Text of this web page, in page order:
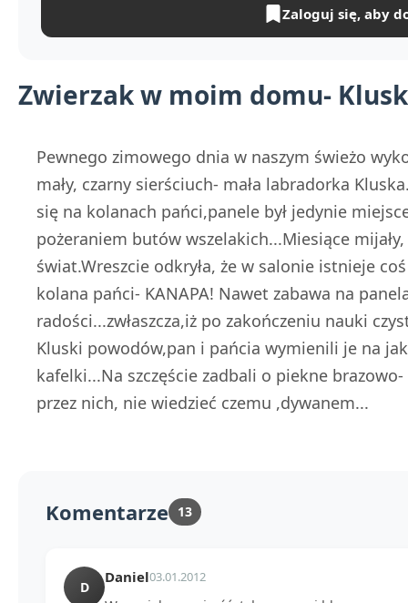
Zwierzak w moim domu-
Pewnego zimowego dnia w naszym świeżo
mały, czarny sierściuch- mała labradorka
się na kolanach pańci,panele był jedynie
pożeraniem butów wszelakich...Miesiące mijały,
świat.Wreszcie odkryła, że w salonie istnieje
kolana pańci- KANAPA! Nawet zabawa na
radości...zwłaszcza,iż po zakończeniu nauki
Kluski powodów,pan i pańcia wymienili je na
kafelki...Na szczęście zadbali o piekne
przez nich, nie wiedzieć czemu ,dywanem...
Zaloguj się, aby
Komentarze 13
D
Daniel03.01.2012